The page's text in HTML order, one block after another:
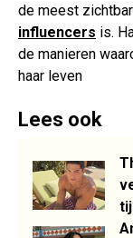
de meest
influencers is.
de manieren
haar leven
Lees ook